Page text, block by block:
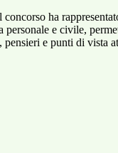
ha
personale e civile,
pensieri e punti di vista